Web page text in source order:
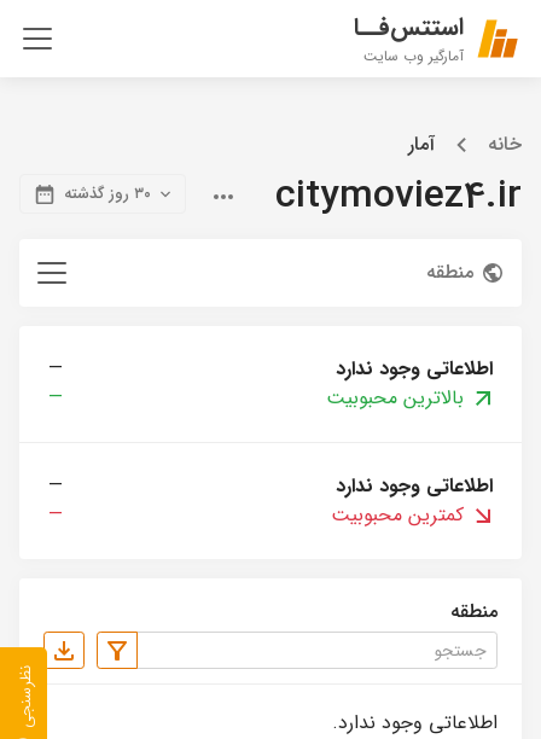
استتس‌فــا
آمارگیر وب سایت
خانه آمار
citymoviez4.ir ۳۰ روز گذشته
منطقه
اطلاعاتی وجود ندارد
—
بالاترین محبوبیت
—
اطلاعاتی وجود ندارد
—
کمترین محبوبیت
—
منطقه
اطلاعاتی وجود ندارد. نظرسنجی